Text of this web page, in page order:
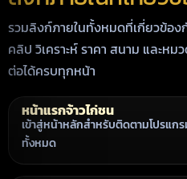
รวมลิงก์ภายในทั้งหมดที่เกี่ยวข้อง
คลิป วิเคราะห์ ราคา สนาม และหม
ต่อได้ครบทุกหน้า
หน้าแรกจ้าวไก่ชน
เข้าสู่หน้าหลักสำหรับติดตามโปรแก
ทั้งหมด